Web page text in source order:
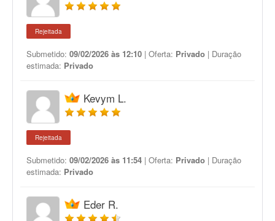
Rejeitada
Submetido: 09/02/2026 às 12:10 | Oferta: Privado | Duração
estimada: Privado
Kevym L.
Rejeitada
Submetido: 09/02/2026 às 11:54 | Oferta: Privado | Duração
estimada: Privado
Eder R.